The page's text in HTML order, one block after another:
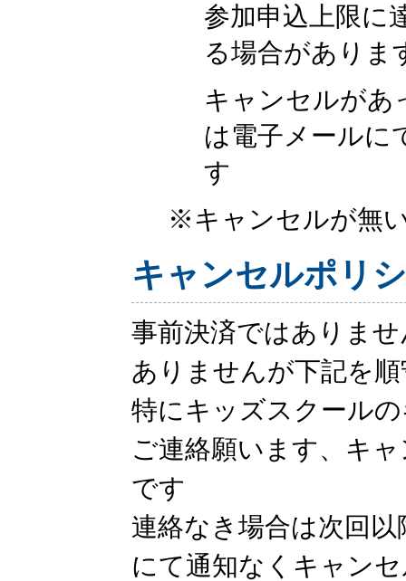
参加申込上限に
る場合がありま
キャンセルがあ
は電子メールに
す
※キャンセルが無
キャンセルポリ
事前決済ではありま
ありませんが下記を
特にキッズスクール
ご連絡願います、キ
です
連絡なき場合は次回
にて通知なくキャン